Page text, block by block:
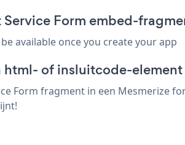
Service Form embed-
available once you create your app
html- of insluitcode-
Form fragment in een Mesmerize